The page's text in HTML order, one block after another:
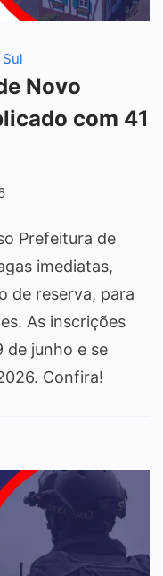
Novo
com 41
Prefeitura de
imediatas,
de reserva, para
As inscrições
de junho e se
Confira!